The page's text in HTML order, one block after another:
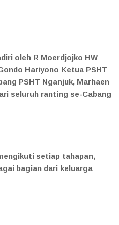
oleh R Moerdjojko HW
Hariyono Ketua PSHT
PSHT Nganjuk, Marhaen
seluruh ranting se-Cabang
setiap tahapan,
bagian dari keluarga